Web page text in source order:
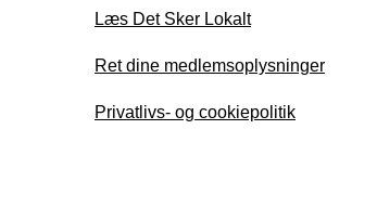
Læs Det Sker Lokalt
Ret dine medlemsoplysninger
Privatlivs- og cookiepolitik